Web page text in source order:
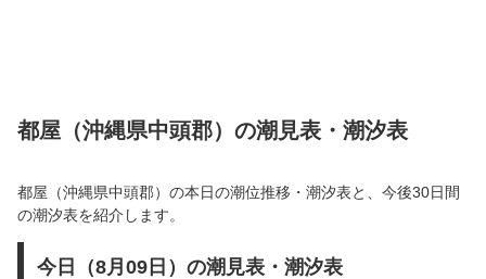
都屋（沖縄県中頭郡）の潮見表・潮汐表
都屋（沖縄県中頭郡）の本日の潮位推移・潮汐表と、今後30日間
の潮汐表を紹介します。
今日（8月09日）の潮見表・潮汐表